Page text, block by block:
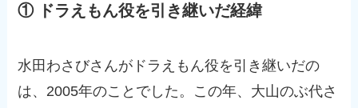
① ドラえもん役を引き継いだ経緯
水田わさびさんがドラえもん役を引き継いだの
は、2005年のことでした。この年、大山のぶ代さ